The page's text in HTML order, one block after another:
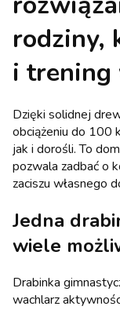
rodziny,
i trening
Dzięki solidnej
obciążeniu do 100
jak i dorośli. To
pozwala zadbać o
zaciszu własnego
Jedna
wiele
Drabinka
wachlarz